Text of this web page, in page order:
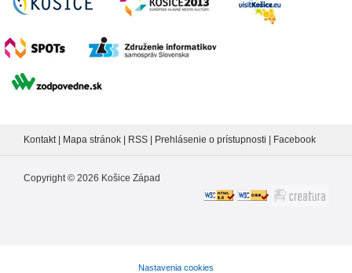
Kontakt | Mapa stránok | RSS | Prehlásenie o prístupnosti | Facebook
Copyright © 2026 Košice Západ
Nastavenia cookies